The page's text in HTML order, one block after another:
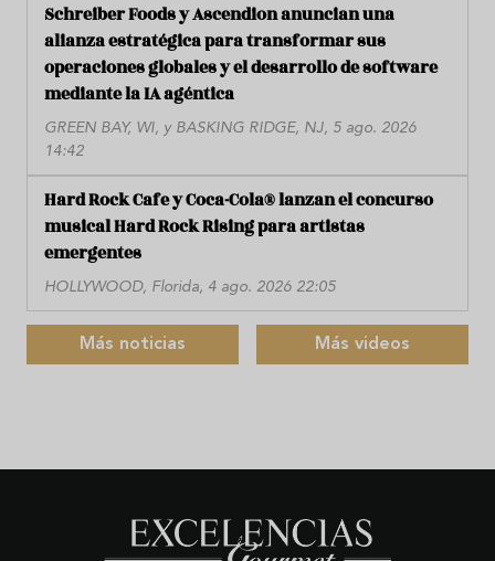
Schreiber Foods y Ascendion anuncian una
alianza estratégica para transformar sus
operaciones globales y el desarrollo de software
mediante la IA agéntica
GREEN BAY, WI, y BASKING RIDGE, NJ, 5 ago. 2026
14:42
Hard Rock Cafe y Coca-Cola® lanzan el concurso
musical Hard Rock Rising para artistas
emergentes
HOLLYWOOD, Florida, 4 ago. 2026 22:05
Más noticias Más videos